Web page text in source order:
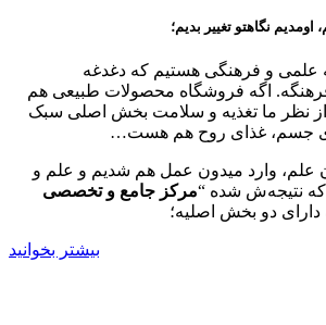
نگاهتو تغییر بدیم؛
علمی و فرهنگی هستیم که دغدغه
اگه فروشگاه محصولات طبیعی هم
از نظر ما تغذیه و سلامت بخش اصلی سبک
جسم، غذای روح هم هست…
علم، وارد میدون عمل هم شدیم و علم و
نتیجه‌ش شده “مرکز جامع و تخصصی
دارای دو بخش اصلیه؛
بیشتر بخوانید